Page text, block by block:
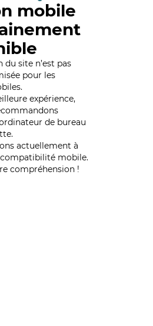
mobile
du site n’est pas
pour les
expérience,
de bureau
actuellement à
mobile.
compréhension !